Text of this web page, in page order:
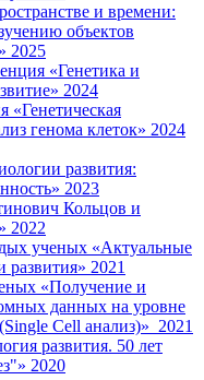
и времени:
объектов
2025
«Генетика и
2024
«Генетическая
генома клеток» 2024
развития:
2023
Кольцов и
2022
ученых «Актуальные
2021
«Получение и
данных на уровне
Cell анализ)» 2021
развития. 50 лет
2020